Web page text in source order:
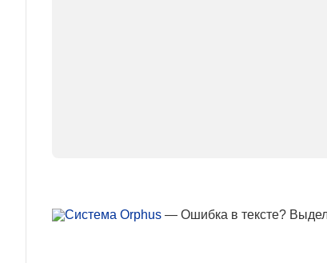
— Ошибка в тексте?